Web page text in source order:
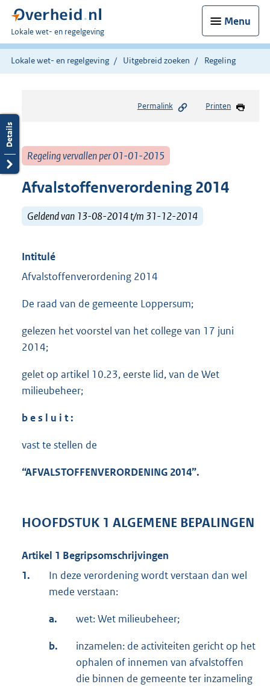
Menu
U
bent
hier:
Lokale wet- en regelgeving
Lokale wet- en regelgeving Uitgebreid zoeken Regeling
Permalink Printen
Regeling vervallen per 01-01-2015
Afvalstoffenverordening 2014
Geldend van 13-08-2014 t/m 31-12-2014
Intitulé
Afvalstoffenverordening 2014
De raad van de gemeente Loppersum;
gelezen het voorstel van het college van 17 juni
2014;
gelet op artikel 10.23, eerste lid, van de Wet
milieubeheer;
b e s l u i t :
vast te stellen de
“AFVALSTOFFENVERORDENING 2014”.
HOOFDSTUK 1 ALGEMENE BEPALINGEN
Artikel 1 Begripsomschrijvingen
1.
In deze verordening wordt verstaan dan wel
mede verstaan:
a. wet: Wet milieubeheer;
b.
inzamelen: de activiteiten gericht op het
ophalen of innemen van afvalstoffen
die binnen de gemeente ter inzameling